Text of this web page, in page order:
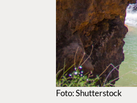
Foto: Shutterstock